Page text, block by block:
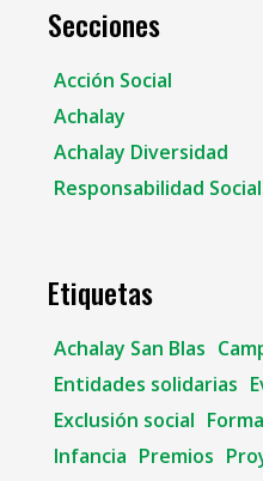
Secciones
Acción Social
Achalay
Achalay Diversidad
Responsabilidad Social
Etiquetas
Achalay San Blas
Entidades solidarias
Exclusión social
Infancia Premios